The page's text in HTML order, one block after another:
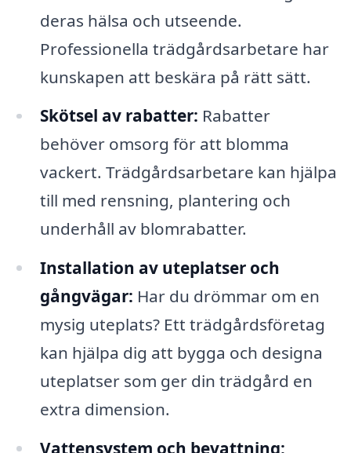
deras hälsa och utseende.
Professionella trädgårdsarbetare har
kunskapen att beskära på rätt sätt.
Skötsel av rabatter: Rabatter
behöver omsorg för att blomma
vackert. Trädgårdsarbetare kan hjälpa
till med rensning, plantering och
underhåll av blomrabatter.
Installation av uteplatser och
gångvägar: Har du drömmar om en
mysig uteplats? Ett trädgårdsföretag
kan hjälpa dig att bygga och designa
uteplatser som ger din trädgård en
extra dimension.
Vattensystem och bevattning: